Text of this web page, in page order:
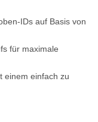
IDs auf Basis von
für maximale
einem einfach zu